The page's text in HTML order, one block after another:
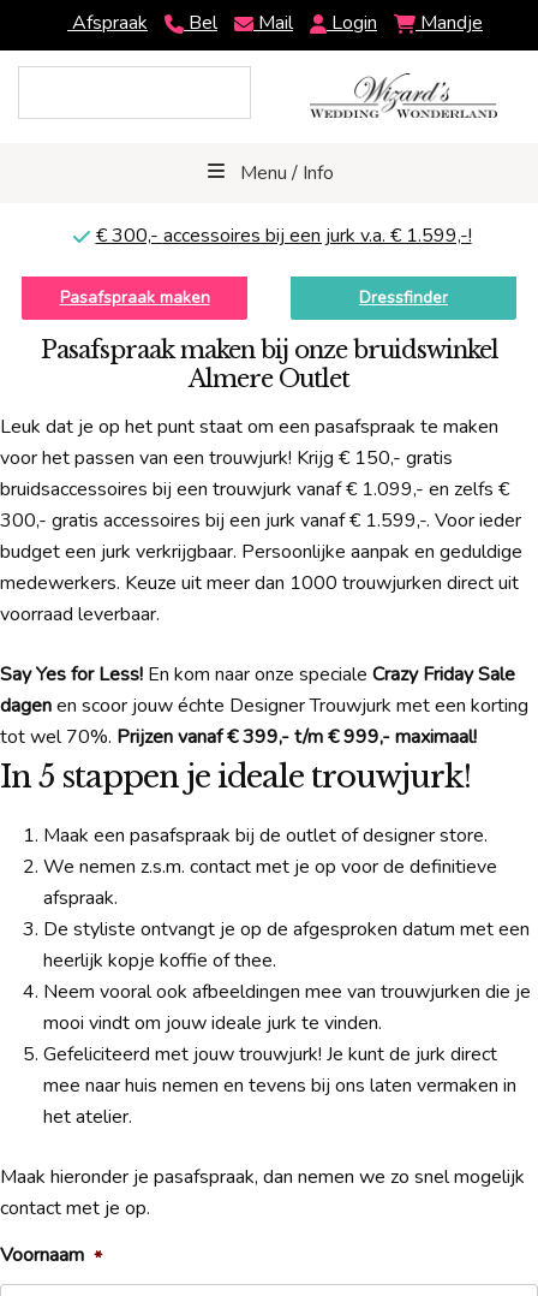
Afspraak Bel Mail Login Mandje
Menu / Info
€ 300,- accessoires bij een jurk v.a. € 1.599,-!
Pasafspraak maken Dressfinder
Pasafspraak maken bij onze bruidswinkel
Almere Outlet
Leuk dat je op het punt staat om een pasafspraak te maken
voor het passen van een trouwjurk! Krijg € 150,- gratis
bruidsaccessoires bij een trouwjurk vanaf € 1.099,- en zelfs €
300,- gratis accessoires bij een jurk vanaf € 1.599,-. Voor ieder
budget een jurk verkrijgbaar. Persoonlijke aanpak en geduldige
medewerkers. Keuze uit meer dan 1000 trouwjurken direct uit
voorraad leverbaar.
Say Yes for Less! En kom naar onze speciale Crazy Friday Sale
dagenen scoor jouw échte Designer Trouwjurk met een korting
tot wel 70%. Prijzen vanaf € 399,- t/m € 999,- maximaal!
In 5 stappen je ideale trouwjurk!
Maak een pasafspraak bij de outlet of designer store.
We nemen z.s.m. contact met je op voor de definitieve
afspraak.
De styliste ontvangt je op de afgesproken datum met een
heerlijk kopje koffie of thee.
Neem vooral ook afbeeldingen mee van trouwjurken die je
mooi vindt om jouw ideale jurk te vinden.
Gefeliciteerd met jouw trouwjurk! Je kunt de jurk direct
mee naar huis nemen en tevens bij ons laten vermaken in
het atelier.
Maak hieronder je pasafspraak, dan nemen we zo snel mogelijk
contact met je op.
Voornaam *